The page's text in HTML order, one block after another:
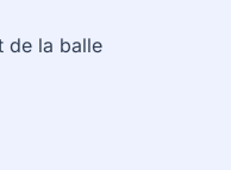
de la balle